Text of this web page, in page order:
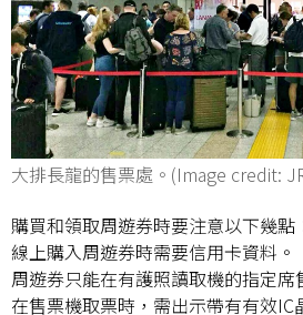
大排長龍的售票處。(Image credit:
購買和領取周遊券時要注意以下幾點
線上購入周遊券時需要信用卡資料。
周遊券只能在有護照讀取機的指定席
在售票機取票時，需出示帶有有效IC